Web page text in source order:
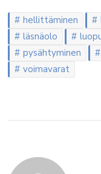
hellittäminen
läsnäolo
pysähtyminen
voimavarat